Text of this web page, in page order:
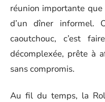
réunion importante
d’un dîner informel.
caoutchouc, c’est
décomplexée, prête à
sans compromis.
Au fil du temps, la